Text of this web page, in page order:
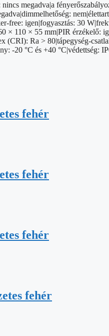
megadva|a
free: igen|fogyasztás: 30
× 110 × 55 mm|PIR érzékelő:
(CRI): Ra > 80|tápegység-
-20 °C és +40 °C|védettség:
fehér
fehér
fehér
fehér